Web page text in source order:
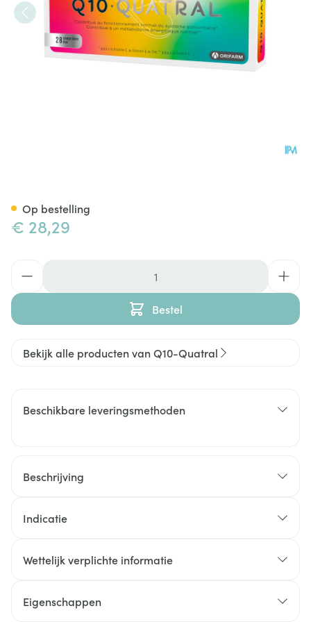
€ 28,29
Bestel
Op bestelling
Bekijk alle producten van Q10-Quatral
Beschikbare leveringsmethoden
Beschrijving
Indicatie
Wettelijk verplichte informatie
Eigenschappen